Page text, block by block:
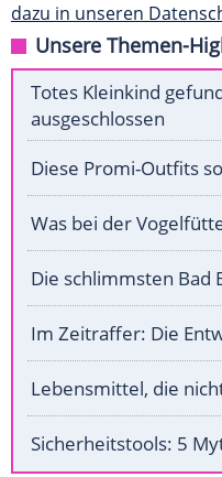
dazu in unseren
Unsere Themen-
Totes Kleinkind
ausgeschlossen
Diese Promi-Outfits
Was bei der
Die schlimmsten Bad
Im Zeitraffer: Die
Lebensmittel, die
Sicherheitstools: 5